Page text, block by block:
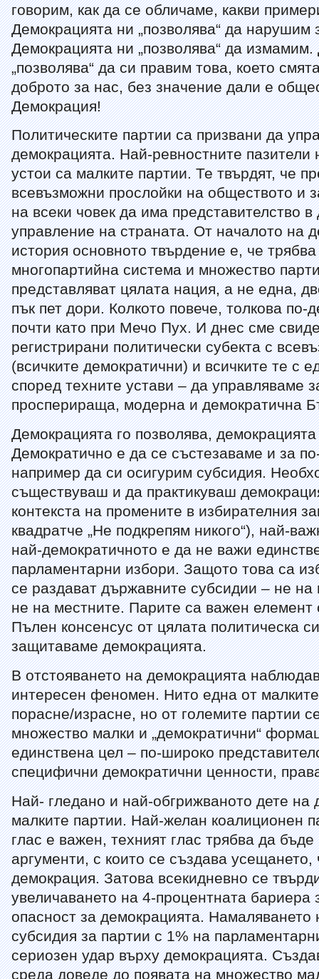
говорим, как да се обличаме, какви
Демокрацията ни „позволява“ да нарушим
Демокрацията ни „позволява“ да
„позволява“ да си правим това, което
доброто за нас, без значение дали е
Демокрация!
Политическите партии са призвани да
демокрацията. Най-ревностните пазители
устои са малките партии. Те твърдят, че
всевъзможни прослойки на обществото и
на всеки човек да има представителство
управление на страната. От началото на
история основното твърдение е, че
многопартийна система и множество
представляват цялата нация, а не една,
пък пет дори. Колкото повече, толкова по-
почти като при Мечо Пух. И днес сме
регистрирани политически субекта с
(всичките демократични) и всичките те с
според техните устави – да управляваме
просперираща, модерна и демократична
Демокрацията го позволява,
Демократично е да се състезаваме и за
например да си осигурим субсидия.
съществуваш и да практикуваш
контекста на промените в избирателния
квадратче „Не подкрепям никого“), най-
най-демократичното е да не важи
парламентарни избори. Защото това са
се раздават държавните субсидии – не на
не на местните. Парите са важен елемент
Пълен консенсус от цялата политическа
защитаваме демокрацията.
В отстояването на демокрацията
интересен феномен. Нито една от
порасне/израсне, но от големите партии
множество малки и „демократични“
единствена цел – по-широко
специфични демократични ценности,
Най- гледано и най-обгрижваното дете на
малките партии. Най-желан коалиционен
глас е важен, техният глас трябва да бъде
аргументи, с които се създава усещането,
демокрация. Затова всекидневно се
увеличаването на 4-процентната бариера
опасност за демокрацията. Намаляването
субсидия за партии с 1% на
сериозен удар върху демокрацията.
среда доведе до появата на множество